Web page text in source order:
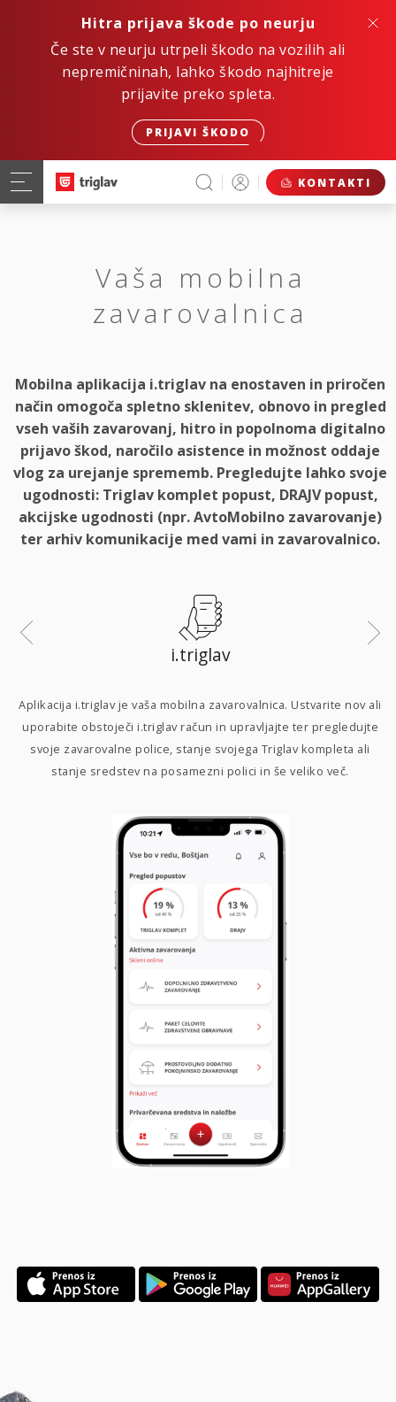
Hitra prijava škode po neurju
Če ste v neurju utrpeli škodo na vozilih ali
nepremičninah, lahko škodo najhitreje
prijavite preko spleta.
PRIJAVI ŠKODO
KONTAKTI
Vaša mobilna
zavarovalnica
Mobilna aplikacija i.triglav na enostaven in priročen
način omogoča spletno sklenitev, obnovo in pregled
vseh vaših zavarovanj, hitro in popolnoma digitalno
prijavo škod, naročilo asistence in možnost oddaje
vlog za urejanje sprememb. Pregledujte lahko svoje
ugodnosti: Triglav komplet popust, DRAJV popust,
akcijske ugodnosti (npr. AvtoMobilno zavarovanje)
ter arhiv komunikacije med vami in zavarovalnico.
i.triglav
Aplikacija i.triglav je vaša mobilna zavarovalnica. Ustvarite nov ali
uporabite obstoječi i.triglav račun in upravljajte ter pregledujte
svoje zavarovalne police, stanje svojega Triglav kompleta ali
stanje sredstev na posamezni polici in še veliko več.